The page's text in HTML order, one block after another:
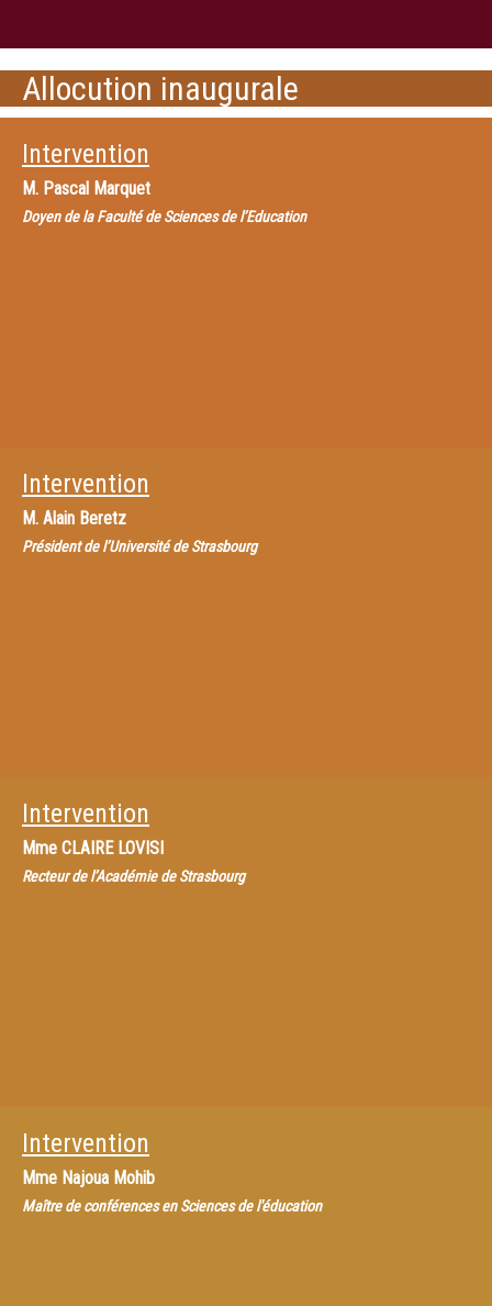
Allocution inaugurale
Intervention
M. Pascal Marquet
Doyen de la Faculté de Sciences de l’Education
Intervention
M. Alain Beretz
Président de l’Université de Strasbourg
Intervention
Mme CLAIRE LOVISI
Recteur de l’Académie de Strasbourg
Intervention
Mme Najoua Mohib
Maître de conférences en Sciences de l'éducation